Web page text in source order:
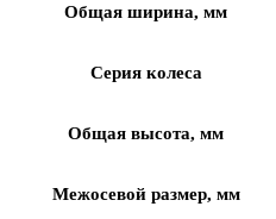
Общая ширина, мм
Серия колеса
Общая высота, мм
Межосевой размер, мм